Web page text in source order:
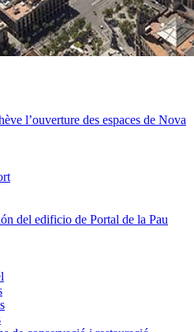
l’ouverture des espaces de Nova
del edificio de Portal de la Pau